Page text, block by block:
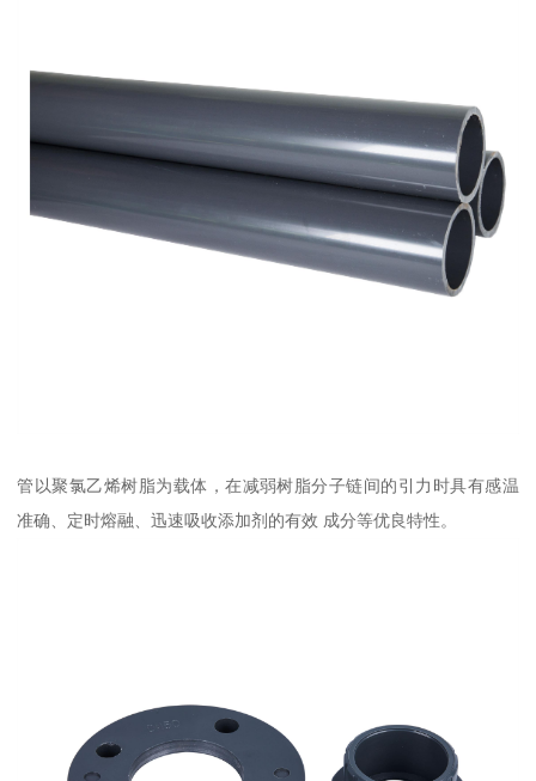
管以聚氯乙烯树脂为载体，在减弱树脂分子链间的引力时具有感温
准确、定时熔融、迅速吸收添加剂的有效 成分等优良特性。